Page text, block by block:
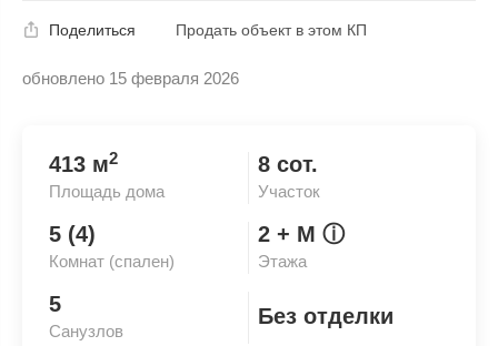
обновлено 15 февраля 2026
Поделиться Продать объект в этом КП
413 м2
Площадь дома
8 сот.
Участок
5 (4)
Комнат (спален)
2 + М ⓘ
Этажа
5
Санузлов
Без отделки